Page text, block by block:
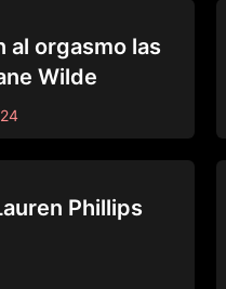
al orgasmo las
Wilde
Phillips